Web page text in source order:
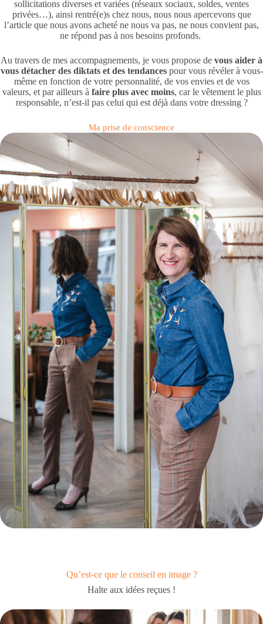
sollicitations diverses et variées (réseaux sociaux, soldes, ventes
privées…), ainsi rentré(e)s chez nous, nous nous apercevons que
l’article que nous avons acheté ne nous va pas, ne nous convient pas,
ne répond pas à nos besoins profonds.
Au travers de mes accompagnements, je vous propose de vous aider à
vous détacher des diktats et des tendancespour vous révéler à vous-
même en fonction de votre personnalité, de vos envies et de vos
valeurs, et par ailleurs à faire plus avec moins, car le vêtement le plus
responsable, n’est-il pas celui qui est déjà dans votre dressing ?
Ma prise de conscience
Qu’est-ce que le conseil en image ?
Halte aux idées reçues !